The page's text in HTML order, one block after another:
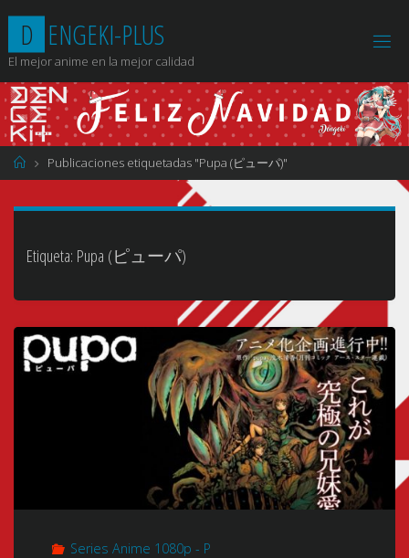
contenido
D ENGEKI-PLUS
El mejor anime en la mejor calidad
Página
de
Publicaciones etiquetadas "Pupa (ピューパ)"
Etiqueta: Pupa (ピューパ)
Series Anime 1080p - P